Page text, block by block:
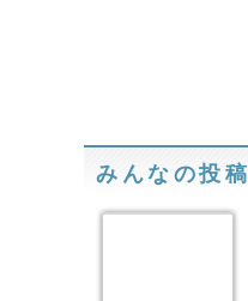
みんなの投稿